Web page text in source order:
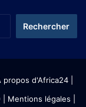
propos d'Africa24|
| Mentions légales